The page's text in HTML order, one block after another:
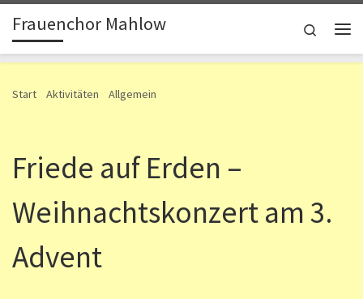
Zum Inhalt springen
Frauenchor Mahlow
Search
Start Aktivitäten Allgemein
Friede auf Erden –
Weihnachtskonzert am 3.
Advent